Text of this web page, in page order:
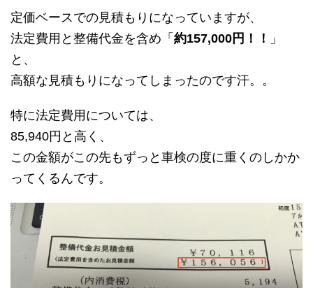
定価ベースでの見積もりになっていますが、
法定費用と整備代金を含め「 約157,000円！！
」
と、
高額な見積もりになってしまったのです汗。。
特に法定費用については、
85,940円と高く、
この金額がこの先もずっと車検の度に重くのしかか
ってくるんです。